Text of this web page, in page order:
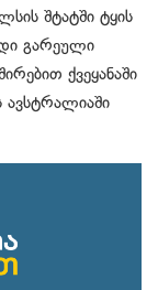
შტატში ტყის
გარეული
ქვეყანაში
ავსტრალიაში